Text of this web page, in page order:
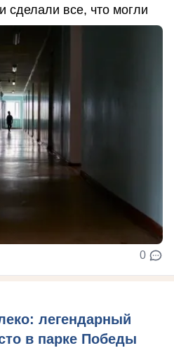
сделали все, что могли
0
легендарный
в парке Победы